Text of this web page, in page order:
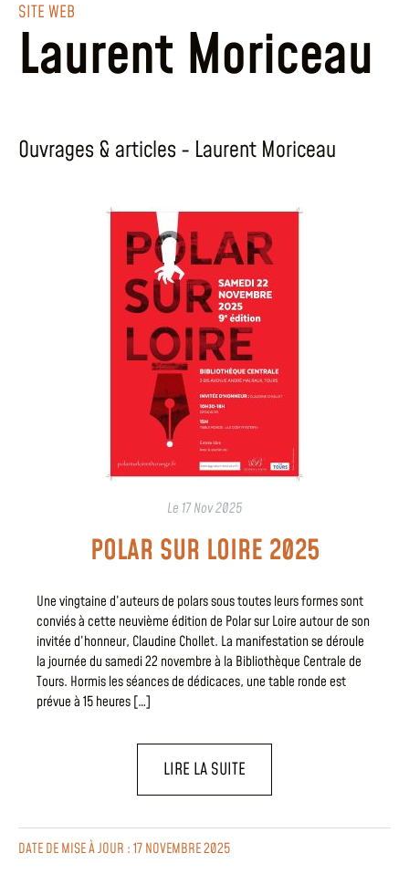
SITE WEB
Laurent Moriceau
Ouvrages & articles - Laurent Moriceau
Le 17 Nov 2025
POLAR SUR LOIRE 2025
Une vingtaine d’auteurs de polars sous toutes leurs formes sont
conviés à cette neuvième édition de Polar sur Loire autour de son
invitée d’honneur, Claudine Chollet. La manifestation se déroule
la journée du samedi 22 novembre à la Bibliothèque Centrale de
Tours. Hormis les séances de dédicaces, une table ronde est
prévue à 15 heures […]
LIRE LA SUITE
DATE DE MISE À JOUR : 17 NOVEMBRE 2025